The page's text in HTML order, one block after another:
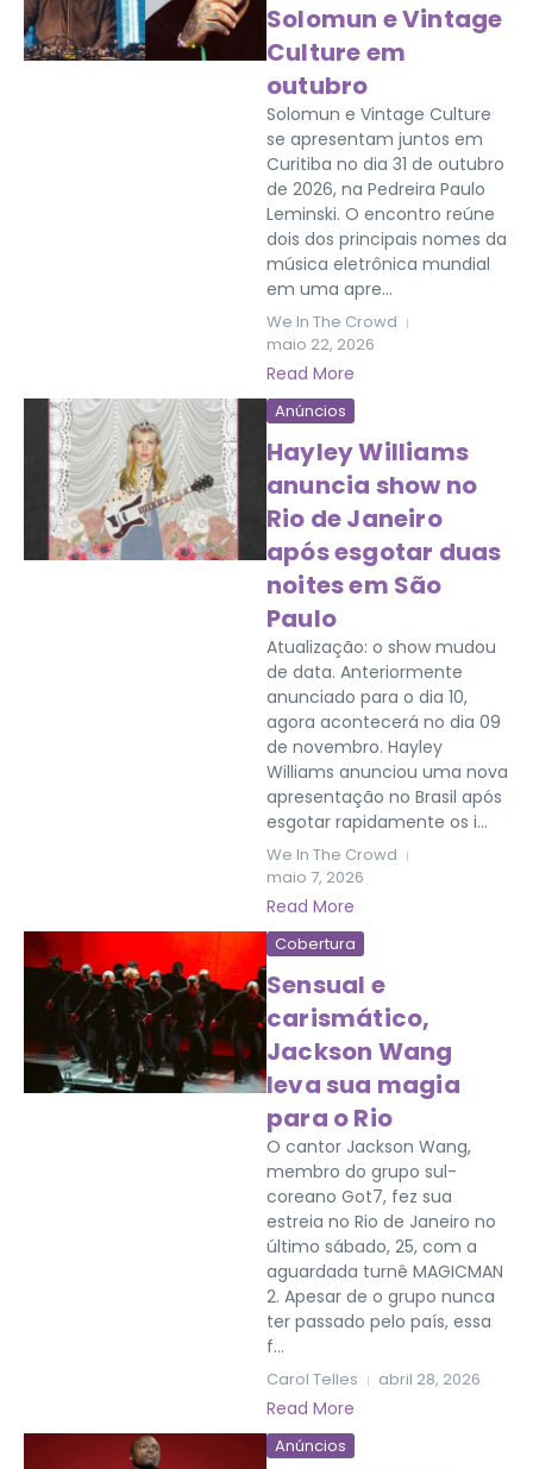
Solomun e Vintage
Culture em
outubro
Solomun e Vintage Culture
se apresentam juntos em
Curitiba no dia 31 de outubro
de 2026, na Pedreira Paulo
Leminski. O encontro reúne
dois dos principais nomes da
música eletrônica mundial
em uma apre...
We In The Crowd
maio 22, 2026
Read More
Anúncios
Hayley Williams
anuncia show no
Rio de Janeiro
após esgotar duas
noites em São
Paulo
Atualização: o show mudou
de data. Anteriormente
anunciado para o dia 10,
agora acontecerá no dia 09
de novembro. Hayley
Williams anunciou uma nova
apresentação no Brasil após
esgotar rapidamente os i...
We In The Crowd
maio 7, 2026
Read More
Cobertura
Sensual e
carismático,
Jackson Wang
leva sua magia
para o Rio
O cantor Jackson Wang,
membro do grupo sul-
coreano Got7, fez sua
estreia no Rio de Janeiro no
último sábado, 25, com a
aguardada turnê MAGICMAN
2. Apesar de o grupo nunca
ter passado pelo país, essa
f...
Carol Telles abril 28, 2026
Read More
Anúncios